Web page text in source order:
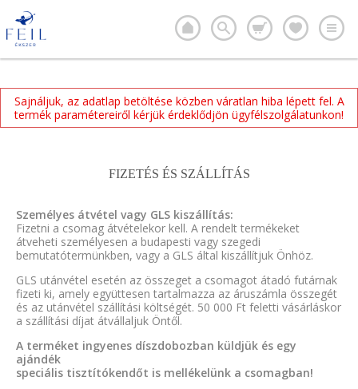
Sajnáljuk, az adatlap betöltése közben váratlan hiba lépett fel. A
termék paramétereiről kérjük érdeklődjön ügyfélszolgálatunkon!
FIZETÉS ÉS SZÁLLÍTÁS
Személyes átvétel vagy GLS kiszállítás:
Fizetni a csomag átvételekor kell. A rendelt termékeket
átveheti személyesen a budapesti vagy szegedi
bemutatótermünkben, vagy a GLS által kiszállítjuk Önhöz.
GLS utánvétel esetén az összeget a csomagot átadó futárnak
fizeti ki, amely együttesen tartalmazza az áruszámla összegét
és az utánvétel szállítási költségét. 50 000 Ft feletti vásárláskor
a szállítási díjat átvállaljuk Öntől.
A terméket ingyenes díszdobozban küldjük és egy
ajándék
speciális tisztítókendőt is mellékelünk a csomagban!